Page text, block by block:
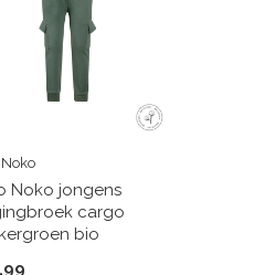
Noko jongens
cargo
bio